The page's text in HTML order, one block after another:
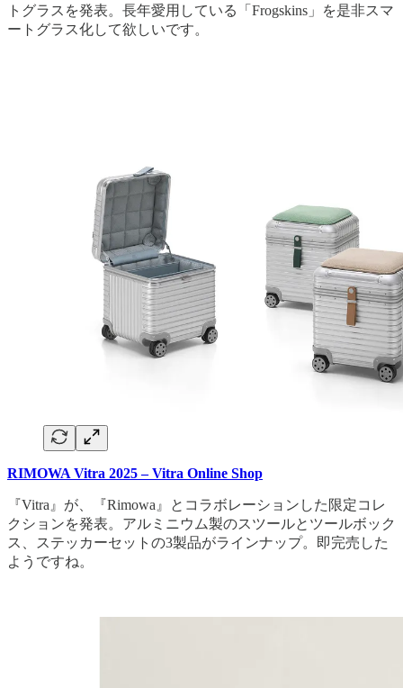
トグラスを発表。長年愛用している「Frogskins」を是非スマ
ートグラス化して欲しいです。
RIMOWA Vitra 2025 – Vitra Online Shop
『Vitra』が、『Rimowa』とコラボレーションした限定コレ
クションを発表。アルミニウム製のスツールとツールボック
ス、ステッカーセットの3製品がラインナップ。即完売した
ようですね。